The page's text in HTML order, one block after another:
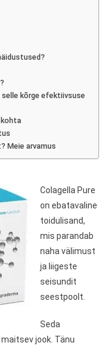
Kohta
kõrge efektiivsuse
kohta
Meie arvamus
Colagella Pure
on ebatavaline
toidulisand,
mis parandab
naha välimust
ja liigeste
seisundit
seestpoolt.
Seda
jook. Tänu